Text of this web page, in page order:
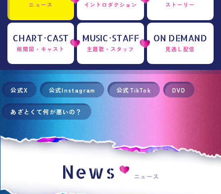
ニュース イントロダクション ストーリー
CHART･CAST
相関図・キャスト
MUSIC･STAFF
主題歌・スタッフ
ON DEMAND
見逃し配信
公式X 公式Instagram 公式TikTok DVD
あざとくて何が悪いの？
News ニュース